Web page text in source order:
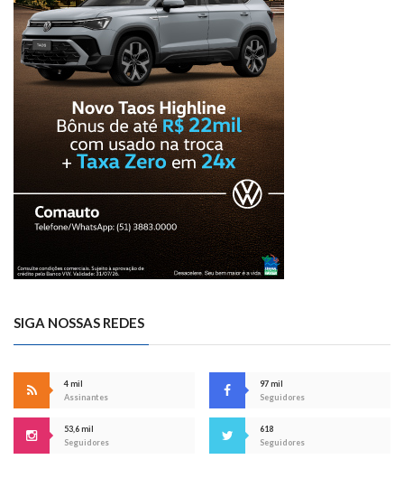
SIGA NOSSAS REDES
4 mil
Assinantes
97 mil
Seguidores
53,6 mil
Seguidores
618
Seguidores